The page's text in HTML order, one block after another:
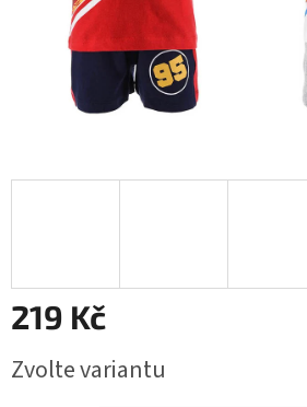
219 Kč
cena:
Zvolte variantu